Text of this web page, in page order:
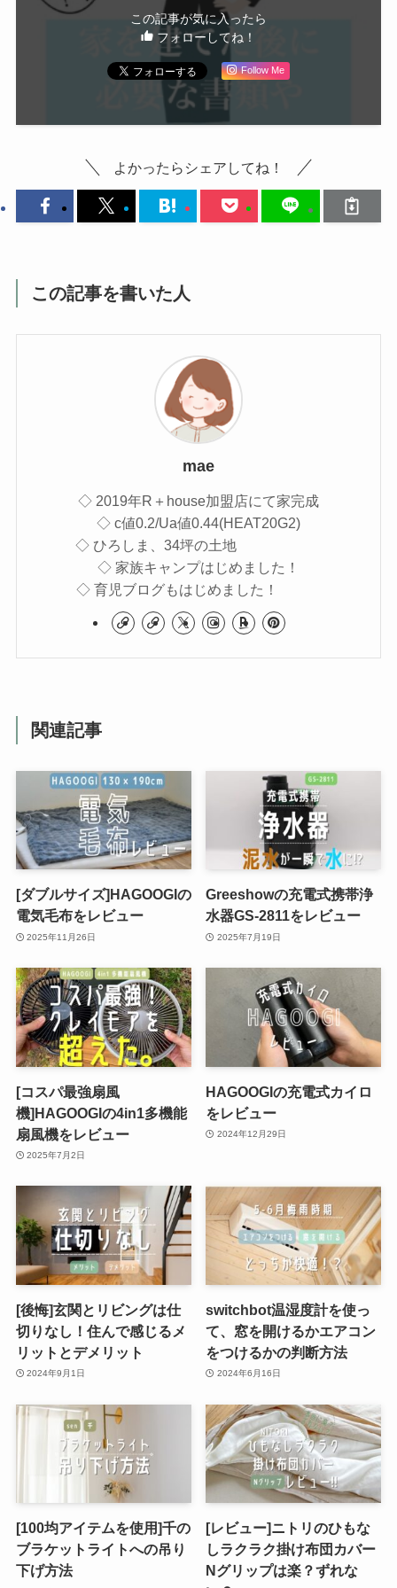
この記事が気に入ったら
フォローしてね！
Follow Me
よかったらシェアしてね！
この記事を書いた人
mae
◇ 2019年R＋house加盟店にて家完成
◇ c値0.2/Ua値0.44(HEAT20G2)
◇ ひろしま、34坪の土地
◇ 家族キャンプはじめました！
◇ 育児ブログもはじめました！
関連記事
[ダブルサイズ]HAGOOGIの
電気毛布をレビュー
2025年11月26日
Greeshowの充電式携帯浄
水器GS-2811をレビュー
2025年7月19日
[コスパ最強扇風
機]HAGOOGIの4in1多機能
扇風機をレビュー
2025年7月2日
HAGOOGIの充電式カイロ
をレビュー
2024年12月29日
[後悔]玄関とリビングは仕
切りなし！住んで感じるメ
リットとデメリット
2024年9月1日
switchbot温湿度計を使っ
て、窓を開けるかエアコン
をつけるかの判断方法
2024年6月16日
[100均アイテムを使用]千の
ブラケットライトへの吊り
下げ方法
[レビュー]ニトリのひもな
しラクラク掛け布団カバー
Nグリップは楽？ずれな